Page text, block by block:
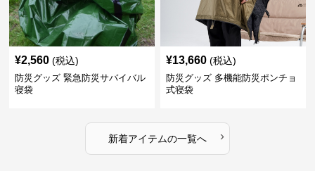
¥2,560 (税込)
防災グッズ 緊急防災サバイバル
寝袋
¥13,660 (税込)
防災グッズ 多機能防災ポンチョ
式寝袋
新着アイテムの一覧へ ›